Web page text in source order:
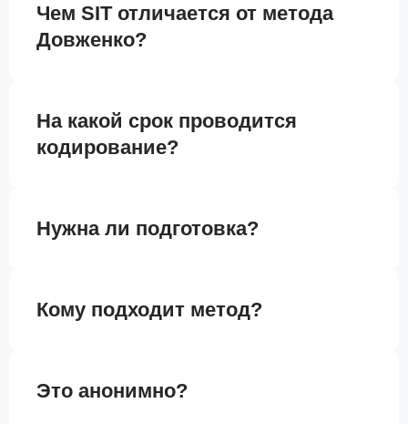
Чем SIT отличается от метода
Довженко?
На какой срок проводится
кодирование?
Нужна ли подготовка?
Кому подходит метод?
Это анонимно?